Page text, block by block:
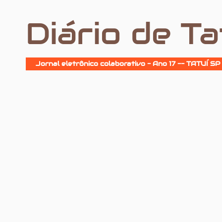
Diário de
Jornal eletrônico colaborativo - Ano 17 -- TATUÍ SP